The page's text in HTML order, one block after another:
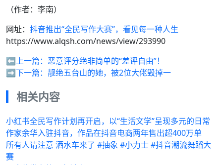
（作者：李南）
网址： 抖音推出“全民写作大赛”，看见每一种人生
https://www.alqsh.com/news/view/293990
⬅️上一篇： 恶意评分绝非简单的“差评自由”！
➡️下一篇： 靓绝五台山的她，被2位大佬毁掉一
相关内容
小红书全民写作计划再开启，以“生活文学”呈现多元的日常
作家余华入驻抖音，作品在抖音电商两年售出超400万单
所有人请注意 洒水车来了 #抽象 #小力士 #抖音潮流舞蹈大
赛